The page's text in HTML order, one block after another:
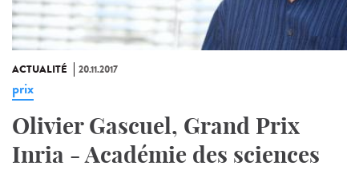
ACTUALITÉ 20.11.2017
prix
Olivier Gascuel, Grand Prix
Inria - Académie des sciences